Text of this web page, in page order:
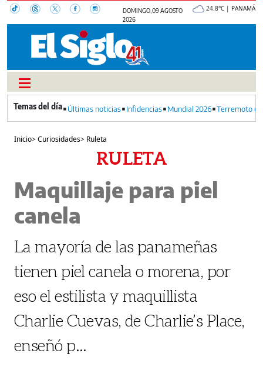
DOMINGO, 09 AGOSTO
2026
24.8°C | PANAMÁ
Últimas noticias Infidencias Mundial 2026 Terremoto
Inicio>Curiosidades> Ruleta
RULETA
Maquillaje para piel
canela
La mayoría de las panameñas
tienen piel canela o morena, por
eso el estilista y maquillista
Charlie Cuevas, de Charlie’s Place,
enseñó p...